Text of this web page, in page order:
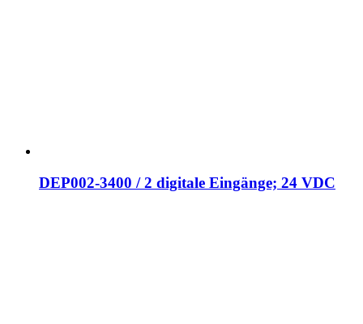
DEP002-3400 / 2 digitale Eingänge; 24 VDC